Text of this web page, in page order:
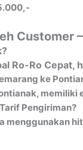
Customer
Ro-Ro
ke
Pengiriman?